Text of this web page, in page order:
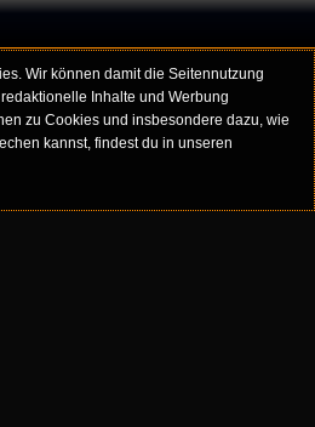
Wir können damit die Seitennutzung
Inhalte und Werbung
zu Cookies und insbesondere dazu, wie
kannst, findest du in unseren